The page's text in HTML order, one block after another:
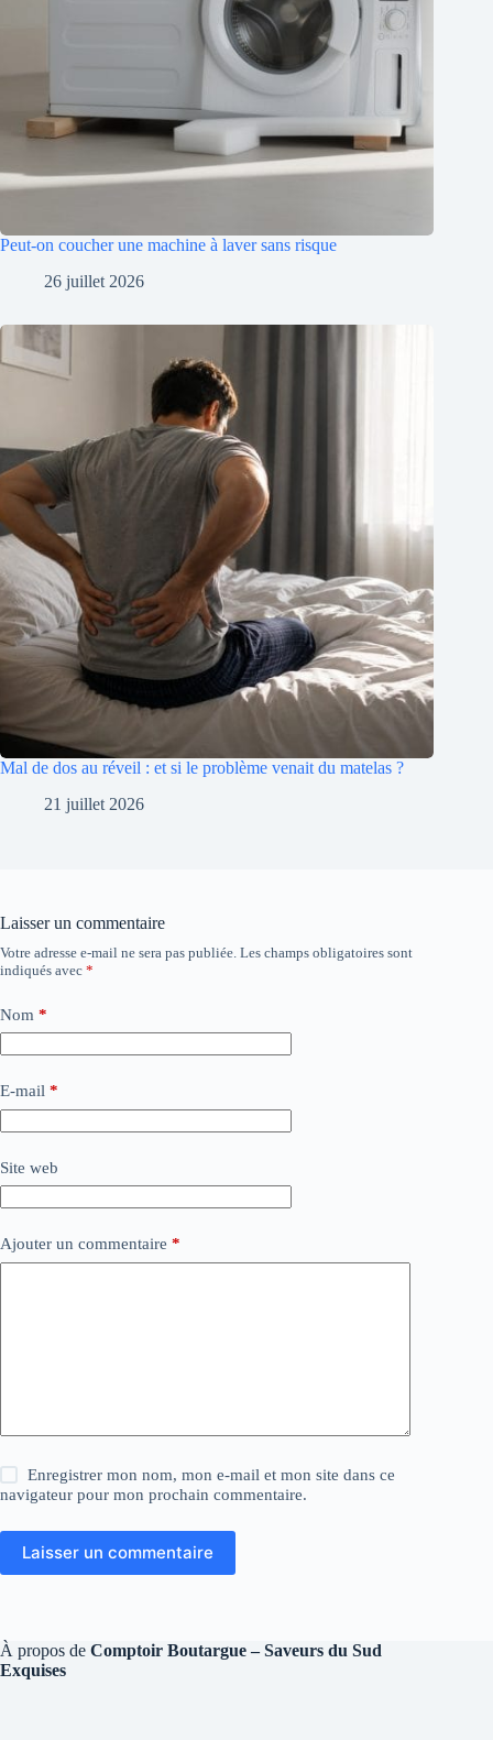
Peut-on coucher une machine à laver sans risque
26 juillet 2026
Mal de dos au réveil : et si le problème venait du matelas ?
21 juillet 2026
Laisser un commentaire
Votre adresse e-mail ne sera pas publiée. Les champs obligatoires sont
indiqués avec *
Nom *
E-mail *
Site web
Ajouter un commentaire *
Enregistrer mon nom, mon e-mail et mon site dans ce
navigateur pour mon prochain commentaire.
Laisser un commentaire
À propos de Comptoir Boutargue – Saveurs du Sud
Exquises